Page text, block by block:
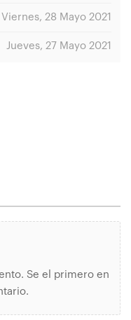
Viernes, 28 Mayo 2021
Jueves, 27 Mayo 2021
Se el primero en